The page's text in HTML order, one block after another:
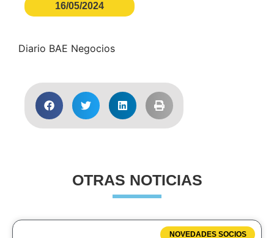
16/05/2024
Diario BAE Negocios
OTRAS NOTICIAS
NOVEDADES SOCIOS